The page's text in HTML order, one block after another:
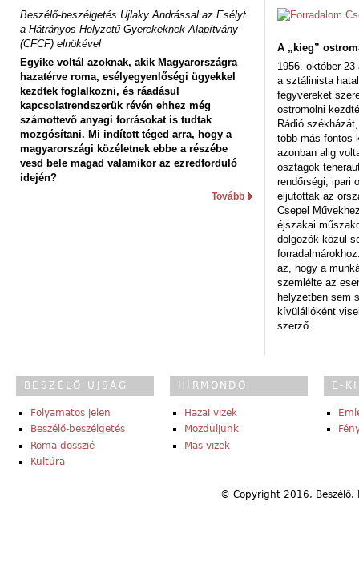
Beszélő-beszélgetés Ujlaky Andrással az Esélyt
a Hátrányos Helyzetű Gyerekeknek Alapítvány
(CFCF) elnökével
Egyike voltál azoknak, akik Magyarországra
hazatérve roma, esélyegyenlőségi ügyekkel
kezdtek foglalkozni, és ráadásul
kapcsolatrendszerük révén ehhez még
számottevő anyagi forrásokat is tudtak
mozgósítani. Mi indított téged arra, hogy a
magyarországi közéletnek ebbe a részébe
vesd bele magad valamikor az ezredforduló
idején?
Tovább
A „kieg”
1956. október
a sztálinista
fegyvereket
ostromolni
Rádió
több más fontos
azonban alig
osztagok
rendőrségi, ipari
eljutottak az
Csepel
éjszakai
dolgozók közül
az, hogy a
szemlélte az
helyzetben sem
kívülállóként
szerző.
BESZÉLŐ ÚJSÁG
Folyamatos jelen
Beszélő-beszélgetés
Roma-dosszié
Kultúra
HÍRMONDÓ
Hazai vizek
Mozduljunk
Más vizek
E-
© Copyright 2016,